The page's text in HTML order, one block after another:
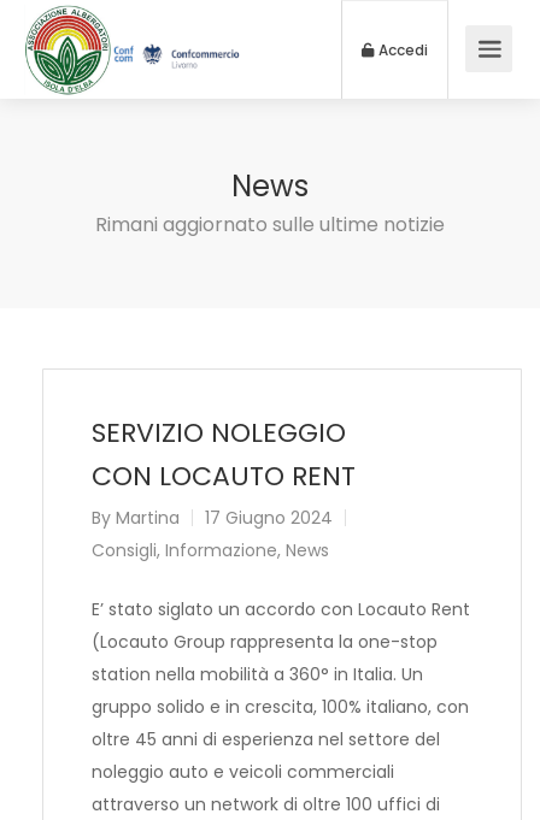
Accedi
News
Rimani aggiornato sulle ultime notizie
SERVIZIO NOLEGGIO
CON LOCAUTO RENT
By Martina
17 Giugno 2024
Consigli, Informazione, News
E’ stato siglato un accordo con Locauto Rent
(Locauto Group rappresenta la one-stop
station nella mobilità a 360° in Italia. Un
gruppo solido e in crescita, 100% italiano, con
oltre 45 anni di esperienza nel settore del
noleggio auto e veicoli commerciali
attraverso un network di oltre 100 uffici di